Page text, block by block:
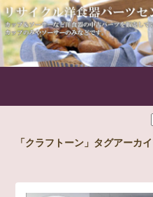
フリマート
「クラフトーン」タグアーカ